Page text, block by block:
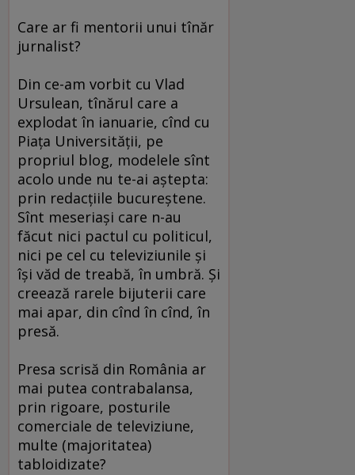
Care ar fi mentorii unui tînăr
jurnalist?
Din ce-am vorbit cu Vlad
Ursulean, tînărul care a
explodat în ianuarie, cînd cu
Piaţa Universităţii, pe
propriul blog, modelele sînt
acolo unde nu te-ai aştepta:
prin redacţiile bucureştene.
Sînt meseriaşi care n-au
făcut nici pactul cu politicul,
nici pe cel cu televiziunile şi
îşi văd de treabă, în umbră. Şi
creează rarele bijuterii care
mai apar, din cînd în cînd, în
presă.
Presa scrisă din România ar
mai putea contrabalansa,
prin rigoare, posturile
comerciale de televiziune,
multe (majoritatea)
tabloidizate?